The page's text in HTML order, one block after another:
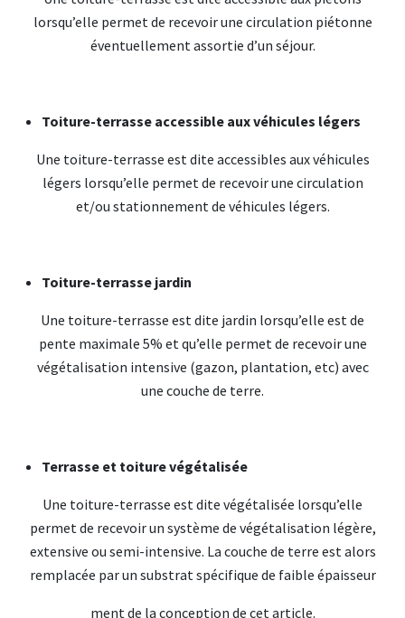
lorsqu’elle permet de recevoir une circulation piétonne
éventuellement assortie d’un séjour.
Toiture-terrasse accessible aux véhicules légers
Une toiture-terrasse est dite accessibles aux véhicules
légers lorsqu’elle permet de recevoir une circulation
et/ou stationnement de véhicules légers.
Toiture-terrasse jardin
Une toiture-terrasse est dite jardin lorsqu’elle est de
pente maximale 5% et qu’elle permet de recevoir une
végétalisation intensive (gazon, plantation, etc) avec
une couche de terre.
Terrasse et toiture végétalisée
Une toiture-terrasse est dite végétalisée lorsqu’elle
permet de recevoir un système de végétalisation légère,
extensive ou semi-intensive. La couche de terre est alors
remplacée par un substrat spécifique de faible épaisseur
ment de la conception de cet article.